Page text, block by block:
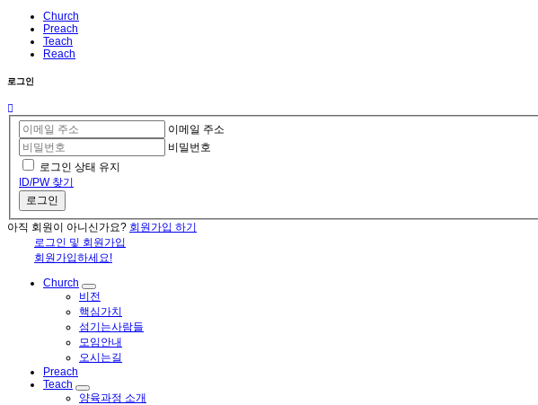
Church
Preach
Teach
Reach
로그인
이메일 주소
비밀번호
로그인 상태 유지
ID/PW 찾기
로그인
아직 회원이 아니신가요? 회원가입 하기
로그인 및 회원가입
회원가입하세요!
Church
비전
핵심가치
섬기는사람들
모임안내
오시는길
Preach
Teach
양육과정 소개